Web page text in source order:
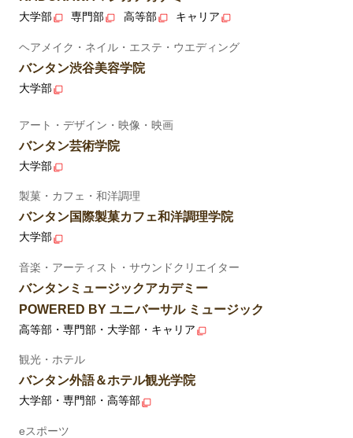
大学部 専門部 高等部 キャリア
ヘアメイク・ネイル・エステ・ウエディング
バンタン渋谷美容学院
大学部
アート・デザイン・映像・映画
バンタン芸術学院
大学部
製菓・カフェ・和洋調理
バンタン国際製菓カフェ和洋調理学院
大学部
音楽・アーティスト・サウンドクリエイター
バンタンミュージックアカデミー
POWERED BY ユニバーサル ミュージック
高等部・専門部・大学部・キャリア
観光・ホテル
バンタン外語＆ホテル観光学院
大学部・専門部・高等部
eスポーツ